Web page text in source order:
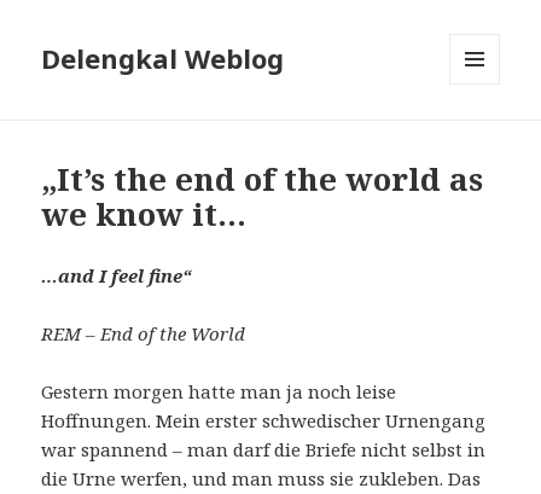
Delengkal Weblog
„It’s the end of the world as
we know it…
…and I feel fine“
REM – End of the World
Gestern morgen hatte man ja noch leise
Hoffnungen. Mein erster schwedischer Urnengang
war spannend – man darf die Briefe nicht selbst in
die Urne werfen, und man muss sie zukleben. Das